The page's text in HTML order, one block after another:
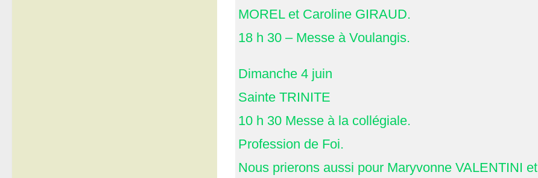
MOREL et Caroline GIRAUD.
18 h 30 – Messe à Voulangis.
Dimanche 4 juin
Sainte TRINITE
10 h 30 Messe à la collégiale.
Profession de Foi.
Nous prierons aussi pour Maryvonne VALENTINI et